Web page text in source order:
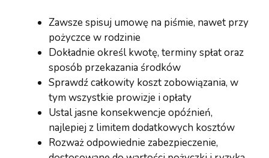
Zawsze spisuj umowę na piśmie, nawet przy
pożyczce w rodzinie
Dokładnie określ kwotę, terminy spłat oraz
sposób przekazania środków
Sprawdź całkowity koszt zobowiązania, w
tym wszystkie prowizje i opłaty
Ustal jasne konsekwencje opóźnień,
najlepiej z limitem dodatkowych kosztów
Rozważ odpowiednie zabezpieczenie,